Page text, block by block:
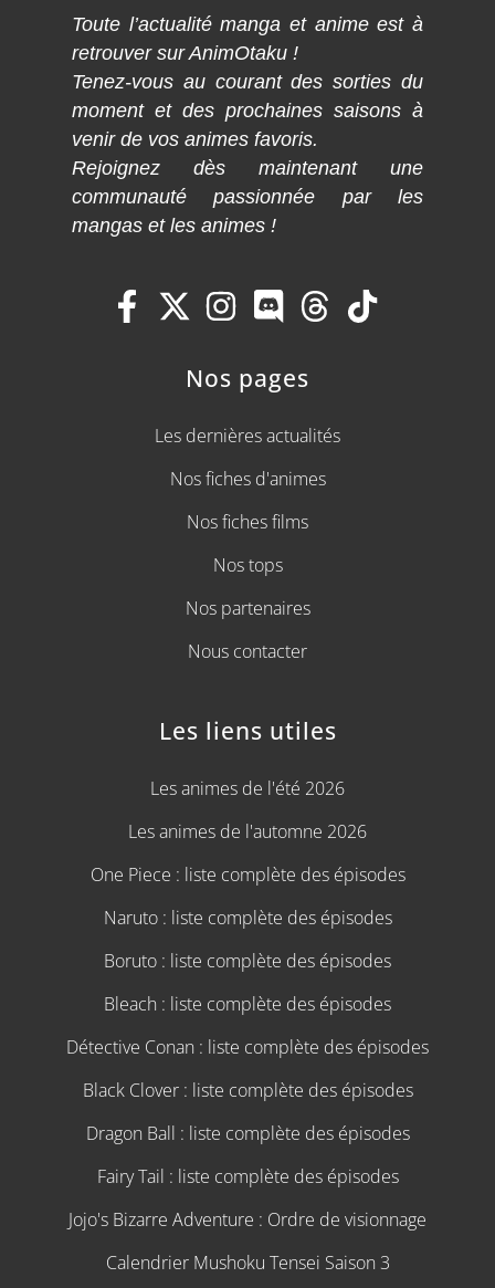
Toute l’actualité manga et anime est à
retrouver sur AnimOtaku !
Tenez-vous au courant des sorties du
moment et des prochaines saisons à
venir de vos animes favoris.
Rejoignez dès maintenant une
communauté passionnée par les
mangas et les animes !
Nos pages
Les dernières actualités
Nos fiches d'animes
Nos fiches films
Nos tops
Nos partenaires
Nous contacter
Les liens utiles
Les animes de l'été 2026
Les animes de l'automne 2026
One Piece : liste complète des épisodes
Naruto : liste complète des épisodes
Boruto : liste complète des épisodes
Bleach : liste complète des épisodes
Détective Conan : liste complète des épisodes
Black Clover : liste complète des épisodes
Dragon Ball : liste complète des épisodes
Fairy Tail : liste complète des épisodes
Jojo's Bizarre Adventure : Ordre de visionnage
Calendrier Mushoku Tensei Saison 3